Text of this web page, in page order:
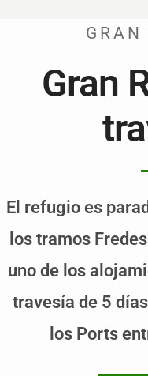
GRAN
Gran
El refugio es
los tramos
uno de los
travesía de 5
los Ports